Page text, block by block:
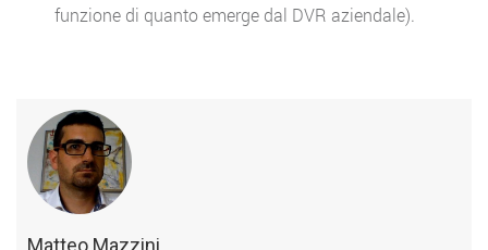
funzione di quanto emerge dal DVR aziendale).
Matteo Mazzini